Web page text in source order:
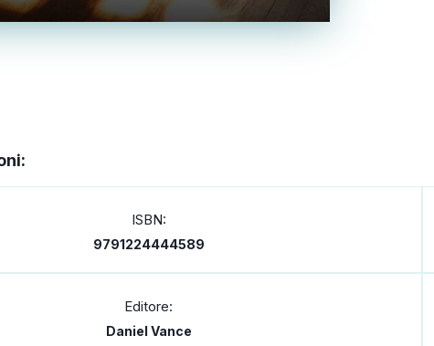
ISBN:
9791224444589
Editore:
Daniel Vance